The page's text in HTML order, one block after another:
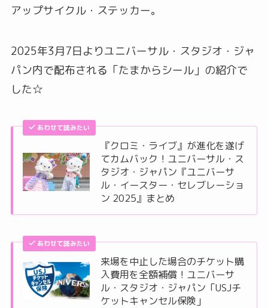
アップサイクル・ステッカー。
2025年3月7日よりユニバーサル・スタジオ・ジャ
パン内で配布される「たまからシール」の紹介で
した☆
あわせて読みたい
『クロミ・ライブ』が進化を遂げ
てカムバック！ユニバーサル・ス
タジオ・ジャパン『ユニバーサ
ル・イースター・セレブレーショ
ン 2025』まとめ
あわせて読みたい
来場を中止した場合のチケット購
入費用を全額補償！ユニバーサ
ル・スタジオ・ジャパン「USJチ
ケットキャンセル保険」